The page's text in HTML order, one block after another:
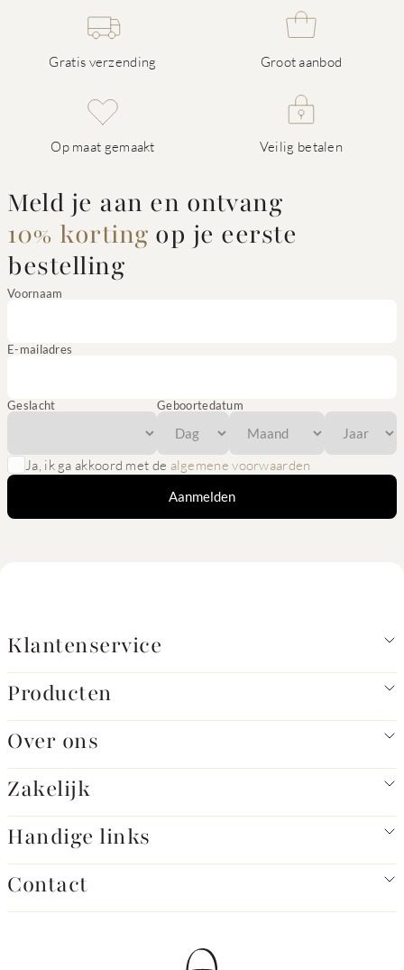
Gratis verzending Groot aanbod
Op maat gemaakt Veilig betalen
Meld je aan en ontvang
10% korting op je eerste
bestelling
Voornaam
E-mailadres
Geslacht Geboortedatum
Ja, ik ga akkoord met de algemene voorwaarden
Aanmelden
Klantenservice
Producten
Over ons
Zakelijk
Handige links
Contact